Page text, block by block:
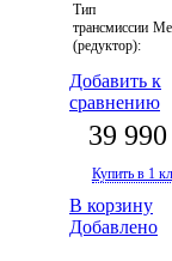
Тип
трансмиссии
(редуктор):
Добавить к
сравнению
39
Купить в 1
В корзину
Добавлено